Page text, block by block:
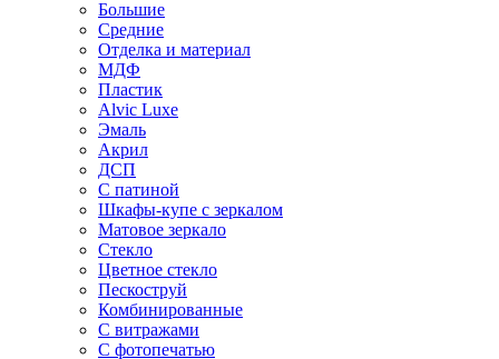
Большие
Средние
Отделка и материал
МДФ
Пластик
Alvic Luxe
Эмаль
Акрил
ДСП
С патиной
Шкафы-купе с зеркалом
Матовое зеркало
Стекло
Цветное стекло
Пескоструй
Комбинированные
С витражами
С фотопечатью